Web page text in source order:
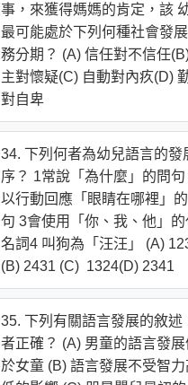
事，來獲得媽媽的肯定，該
最可能處於下列何種社會發
務分期？ (A) 信任對不信任
主對懷疑(C) 自動對內疚(D)
對自卑
34. 下列何者為幼兒語言的發
序？ 1常說「為什麼」的問句
以行動回應「眼睛在哪裡」
句 3會使用「你、我、他」
名詞4 叫狗為「汪汪」 (A)
(B) 2431 (C)  1324(D) 2341
35. 下列有關語言發展的敘述
者正確？ (A) 男童的語言發展
於女童 (B) 語言發展不受智力